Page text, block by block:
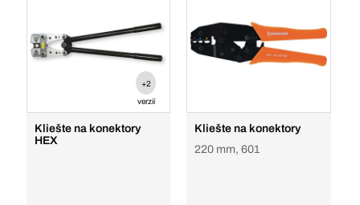
+2
verzií
Kliešte na konektory
HEX
Kliešte na konektory
220 mm, 601